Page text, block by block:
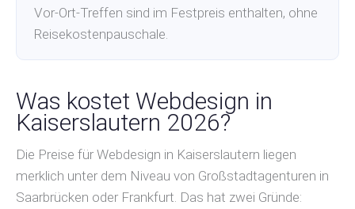
Vor-Ort-Treffen sind im Festpreis enthalten, ohne
Reisekostenpauschale.
Was kostet Webdesign in
Kaiserslautern 2026?
Die Preise für Webdesign in Kaiserslautern liegen
merklich unter dem Niveau von Großstadtagenturen in
Saarbrücken oder Frankfurt. Das hat zwei Gründe: